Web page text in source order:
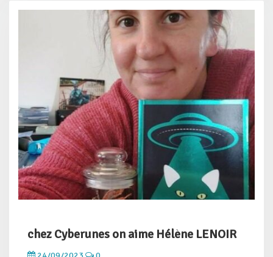
chez Cyberunes on aime Hélène LENOIR